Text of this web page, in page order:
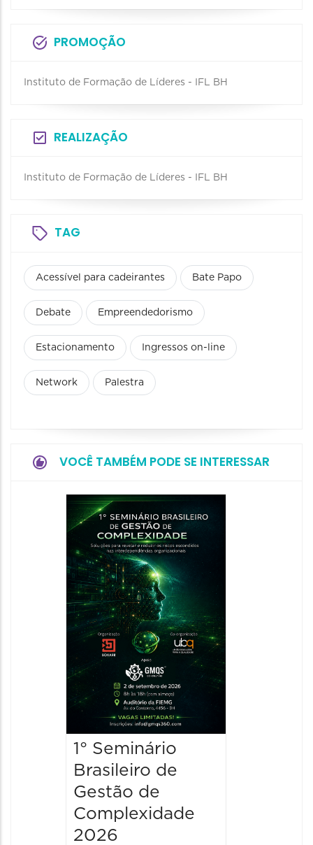
PROMOÇÃO
Instituto de Formação de Líderes - IFL BH
REALIZAÇÃO
Instituto de Formação de Líderes - IFL BH
TAG
Acessível para cadeirantes Bate Papo
Debate Empreendedorismo
Estacionamento Ingressos on-line
Network Palestra
VOCÊ TAMBÉM PODE SE INTERESSAR
1° Seminário
Brasileiro de
Gestão de
Complexidade
2026